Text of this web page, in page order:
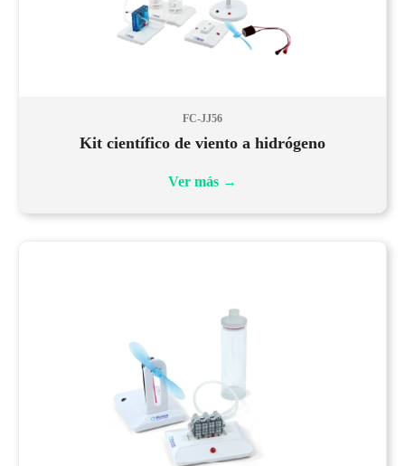
FC-JJ56
Kit científico de viento a hidrógeno
Ver más →